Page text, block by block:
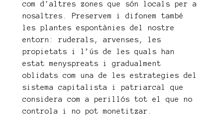
com d'altres zones que són locals per a
nosaltres. Preservem i difonem també
les plantes espontànies del nostre
entorn: ruderals, arvenses, les
propietats i l’ús de les quals han
estat menyspreats i gradualment
oblidats com una de les estrategies del
sistema capitalista i patriarcal que
considera com a perillós tot el que no
controla i no pot monetitzar.